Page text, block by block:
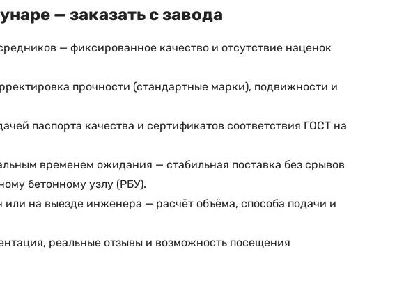
— заказать с завода
— фиксированное качество и отсутствие наценок
прочности (стандартные марки), подвижности и
паспорта качества и сертификатов соответствия ГОСТ на
временем ожидания — стабильная поставка без срывов
бетонному узлу (РБУ).
на выезде инженера — расчёт объёма, способа подачи и
реальные отзывы и возможность посещения